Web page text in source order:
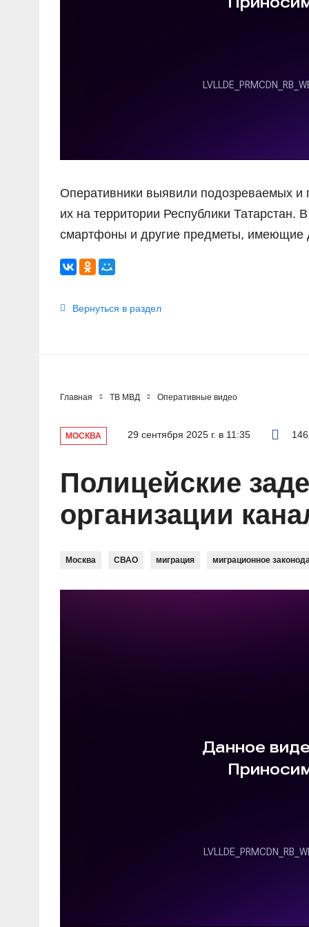
Оперативники выявили подозреваемых и
их на территории Республики Татарстан.
смартфоны и другие предметы, имеющие
Вернуться в раздел
Главная ТВ МВД Оперативные видео
МОСКВА 29 сентября 2025 г. в 11:35
Полицейские
организации
Москва СВАО миграция миграционное